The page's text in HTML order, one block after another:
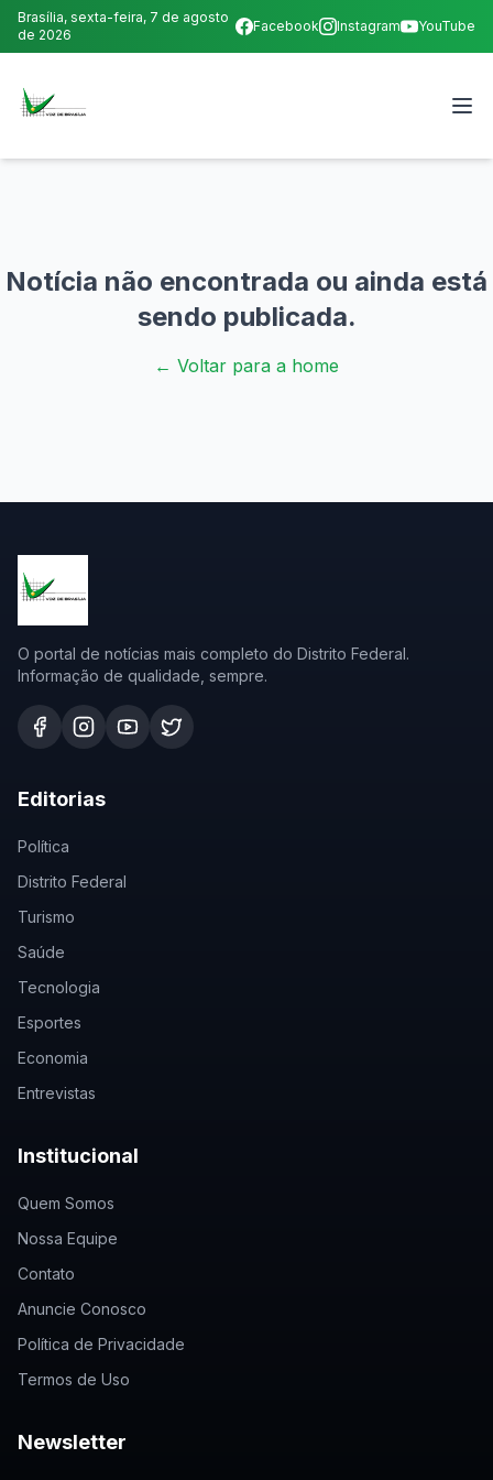
Brasília, sexta-feira, 7 de agosto
de 2026
Facebook Instagram YouTube
Notícia não encontrada ou ainda está
sendo publicada.
← Voltar para a home
O portal de notícias mais completo do Distrito Federal.
Informação de qualidade, sempre.
Editorias
Política
Distrito Federal
Turismo
Saúde
Tecnologia
Esportes
Economia
Entrevistas
Institucional
Quem Somos
Nossa Equipe
Contato
Anuncie Conosco
Política de Privacidade
Termos de Uso
Newsletter